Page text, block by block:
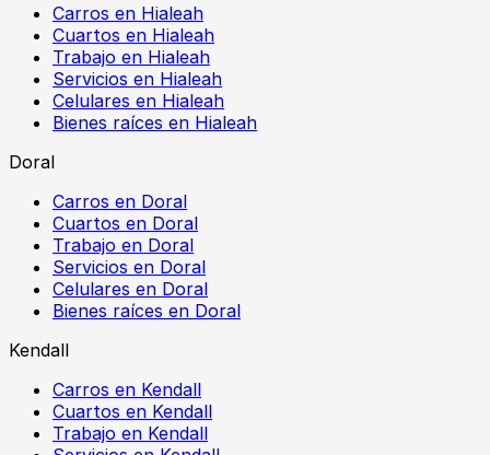
Carros en Hialeah
Cuartos en Hialeah
Trabajo en Hialeah
Servicios en Hialeah
Celulares en Hialeah
Bienes raíces en Hialeah
Doral
Carros en Doral
Cuartos en Doral
Trabajo en Doral
Servicios en Doral
Celulares en Doral
Bienes raíces en Doral
Kendall
Carros en Kendall
Cuartos en Kendall
Trabajo en Kendall